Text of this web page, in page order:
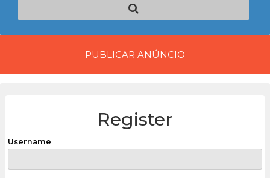
PUBLICAR ANÚNCIO
Register
Username